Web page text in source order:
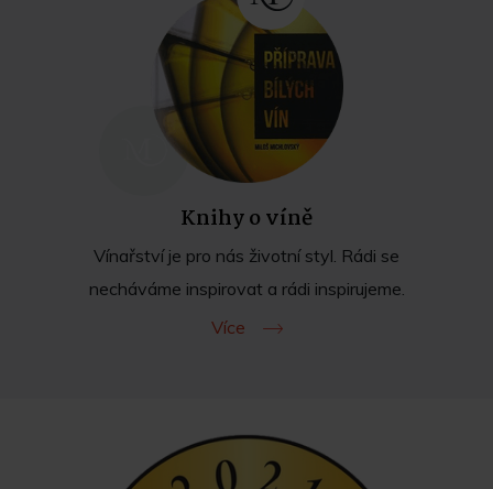
Knihy o víně
Vínařství je pro nás životní styl. Rádi se
necháváme inspirovat a rádi inspirujeme.
Více